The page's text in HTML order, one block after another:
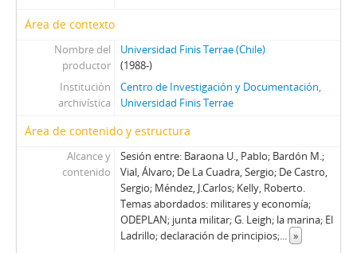
40 - Errázuriz, Hernán Felipe (II)
41 - Luders, Rolf
42 - Buchi, Hernán
43 - Peñafiel, R. - Silva, F.
44 - Büchi, Hernán
45 - Larroulet, Hernán
47 - Fontaine, Juan Andrés
48 - Cáceres, Carlos (I)
49 - Garcés, Francisco
50 - Lamarca, Felipe
51 - Cáceres, Carlos (II)
Área de contexto
Nombre del
productor
Universidad Finis Terrae (Chile)
(1988-)
Institución
archivística
Centro de Investigación y Documentación,
Universidad Finis Terrae
Área de contenido y estructura
Alcance y
contenido
Sesión entre: Baraona U., Pablo; Bardón M.;
Vial, Álvaro; De La Cuadra, Sergio; De Castro,
Sergio; Méndez, J.Carlos; Kelly, Roberto.
Temas abordados: militares y economía;
ODEPLAN; junta militar; G. Leigh; la marina; El
Ladrillo; declaración de principios;... »